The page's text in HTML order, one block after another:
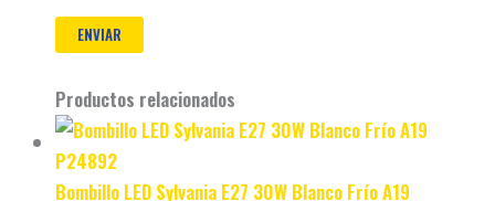
Productos relacionados
Bombillo LED Sylvania E27 30W Blanco Frío A19